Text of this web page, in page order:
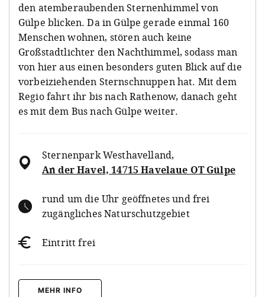
den atemberaubenden Sternenhimmel von
Gülpe blicken. Da in Gülpe gerade einmal 160
Menschen wohnen, stören auch keine
Großstadtlichter den Nachthimmel, sodass man
von hier aus einen besonders guten Blick auf die
vorbeiziehenden Sternschnuppen hat. Mit dem
Regio fahrt ihr bis nach Rathenow, danach geht
es mit dem Bus nach Gülpe weiter.
Sternenpark Westhavelland,
An der Havel, 14715 Havelaue OT Gülpe
rund um die Uhr geöffnetes und frei
zugängliches Naturschutzgebiet
Eintritt frei
MEHR INFO